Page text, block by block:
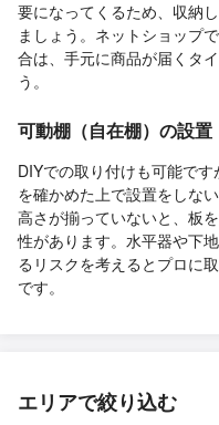
要になってくるため、収納
ましょう。ネットショップ
合は、手元に商品が届くタ
う。
可動棚（自在棚）の設置
DIYでの取り付けも可能で
を確かめた上で設置をしな
高さが揃っていないと、板
性があります。水平器や下
るリスクを考えるとプロに
です。
エリアで絞り込む